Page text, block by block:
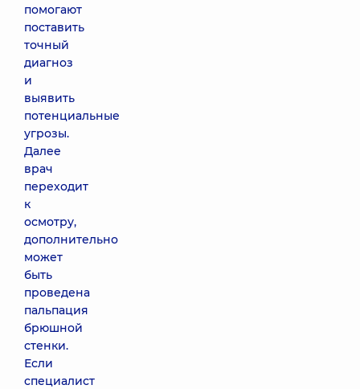
помогают
поставить
точный
диагноз
и
выявить
потенциальные
угрозы.
Далее
врач
переходит
к
осмотру,
дополнительно
может
быть
проведена
пальпация
брюшной
стенки.
Если
специалист